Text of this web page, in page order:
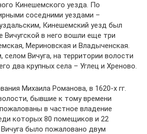
Кинешемского уезда. По
соседними уездами –
Кинешемский уезд был
в него вошли еще три
Мериновская и Владыченская.
селом Вичуга, на территории волости
два крупных села – Углец и Хреново.
Михаила Романова, в 1620-х гг.
бывшие к тому времени
в частное владение
которых 80 помещиков и 22
было пожаловано двум